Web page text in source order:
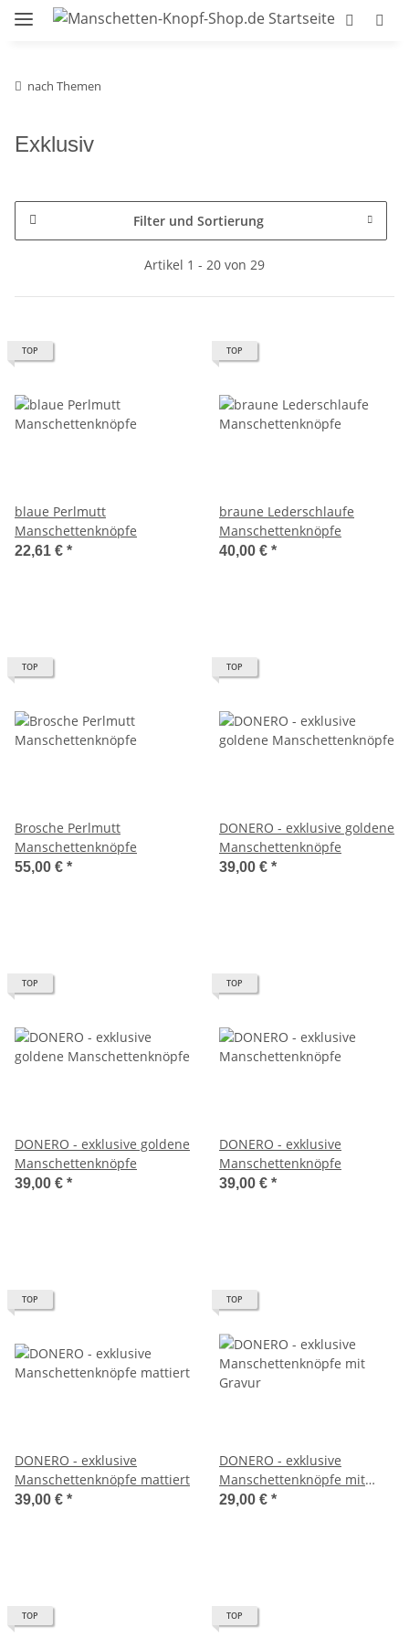
nach Themen
Exklusiv
Filter und Sortierung
Artikel 1 - 20 von 29
TOP
blaue Perlmutt
Manschettenknöpfe
22,61 € *
TOP
braune Lederschlaufe
Manschettenknöpfe
40,00 € *
TOP
Brosche Perlmutt
Manschettenknöpfe
55,00 € *
TOP
DONERO - exklusive goldene
Manschettenknöpfe
39,00 € *
TOP
DONERO - exklusive goldene
Manschettenknöpfe
39,00 € *
TOP
DONERO - exklusive
Manschettenknöpfe
39,00 € *
TOP
DONERO - exklusive
Manschettenknöpfe mattiert
39,00 € *
TOP
DONERO - exklusive
Manschettenknöpfe mit
Gravur
29,00 € *
TOP TOP